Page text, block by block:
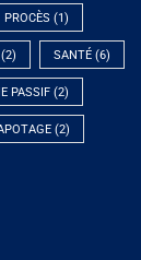
PROCÈS (1)
(2) SANTÉ(6)
PASSIF(2)
(2)